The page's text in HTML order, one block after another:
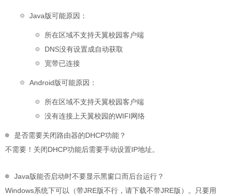
Java版可能原因：
所在区域不支持天翼校园客户端
DNS没有设置成自动获取
宽带已连接
Android版可能原因：
所在区域不支持天翼校园客户端
没有连接上天翼校园的WIFI网络
是否需要关闭路由器的DHCP功能？
不需要！关闭DHCP功能后需要手动设置IP地址。
Java版能否启动时不要显示黑窗口而后台运行？
Windows系统下可以（带JRE版不行，请下载不带JRE版）。只要用